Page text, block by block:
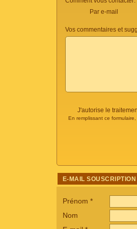
Par e-mail
Vos commentaires et
J'autorise le
En remplissant ce
E-MAIL SOUSCRIPTION
Prénom *
Nom